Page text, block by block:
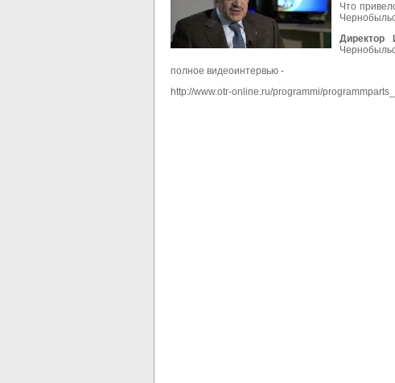
Что
Директор
полное видеоинтервью -
http://www.otr-online.ru/programmi/